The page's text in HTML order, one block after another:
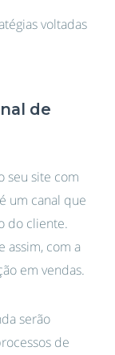
voltadas
de
seu site com
um canal que
do cliente.
assim, com a
em vendas.
serão
de